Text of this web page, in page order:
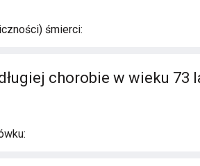
śmierci:
chorobie w wieku 73